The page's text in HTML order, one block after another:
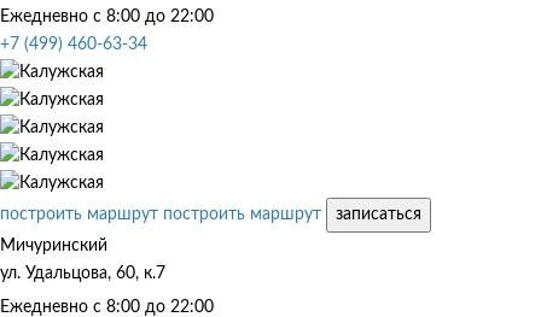
Ежедневно с 8:00 до 22:00
+7 (499) 460-63-34
построить маршрут построить маршрут
записаться
Мичуринский
ул. Удальцова, 60, к.7
Ежедневно с 8:00 до 22:00